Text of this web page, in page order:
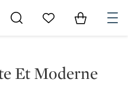
Go to My Favorites
Items in
Et Moderne